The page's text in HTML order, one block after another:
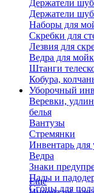
Держатели
Держатели
Наборы для
Скребки для
Лезвия для
Ведра для
Штанги
Кобура,
Уборочный
Веревки,
белья
Вантузы
Стремянки
Инвентарь
Ведра
Знаки
Пады и
Сгоны для
Еще